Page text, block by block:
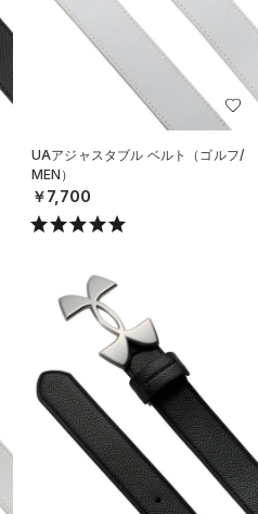
UAアジャスタブル ベルト（ゴルフ/
MEN）
￥7,700